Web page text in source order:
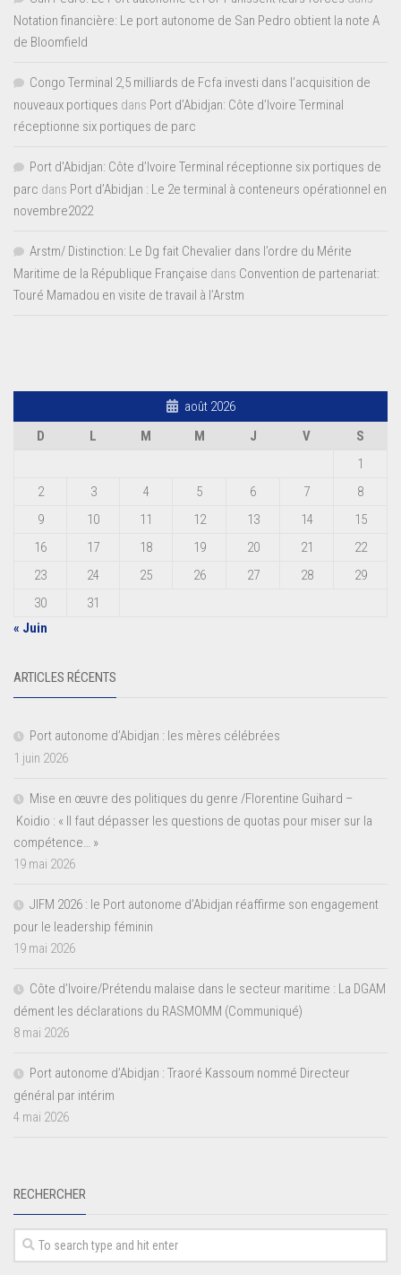
Notation financière: Le port autonome de San Pedro obtient la note A
de Bloomfield
Congo Terminal 2,5 milliards de Fcfa investi dans l’acquisition de
nouveaux portiques dans Port d’Abidjan: Côte d’Ivoire Terminal
réceptionne six portiques de parc
Port d'Abidjan: Côte d’Ivoire Terminal réceptionne six portiques de
parc dans Port d’Abidjan : Le 2e terminal à conteneurs opérationnel en
novembre2022
Arstm/ Distinction: Le Dg fait Chevalier dans l’ordre du Mérite
Maritime de la République Française dans Convention de partenariat:
Touré Mamadou en visite de travail à l’Arstm
août 2026
D
L M M J V
S
1
2
3 4 5 6 7
8
9
10 11 12 13 14
15
16
17 18 19 20 21
22
23
24 25 26 27 28
29
30
31
« Juin
ARTICLES RÉCENTS
Port autonome d’Abidjan : les mères célébrées
1 juin 2026
Mise en œuvre des politiques du genre /Florentine Guihard –
Koidio : « Il faut dépasser les questions de quotas pour miser sur la
compétence… »
19 mai 2026
JIFM 2026 : le Port autonome d’Abidjan réaffirme son engagement
pour le leadership féminin
19 mai 2026
Côte d’Ivoire/Prétendu malaise dans le secteur maritime : La DGAM
dément les déclarations du RASMOMM (Communiqué)
8 mai 2026
Port autonome d’Abidjan : Traoré Kassoum nommé Directeur
général par intérim
4 mai 2026
RECHERCHER